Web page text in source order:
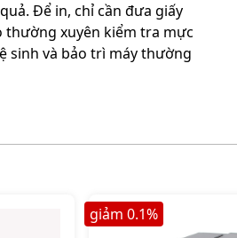
Để in, chỉ cần đưa giấy
thường xuyên kiểm tra mực
sinh và bảo trì máy thường
giảm 0.1%